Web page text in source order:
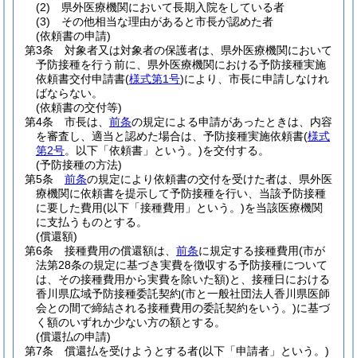
(2)
県外医療機関において長期入院をしている者
(3)
その他相当な理由があると市長が認めた者
(依頼書の申請)
第3条
対象者又は対象者の保護者は、県外医療機関において
予防接種を行う前に、県外医療機関における予防接種実施
依頼書交付申請書(様式第1号)により、市長に申請しなけれ
ばならない。
(依頼書の交付等)
第4条
市長は、 前条の規定による申請があったときは、内容
を審査し、適当と認めた場合は、予防接種実施依頼書(様式
第2号。以下「依頼書」という。)を交付する。
(予防接種の方法)
第5条
前条の規定により依頼書の交付を受けた者は、県外医
療機関に依頼書を提示して予防接種を行い、当該予防接種
に要した費用(以下「接種費用」という。)を当該医療機関
に支払うものとする。
(償還額)
第6条
接種費用の償還額は、 前条に規定する接種費用(市が
法第28条の規定に基づき実費を徴収する予防接種について
は、その接種費用から実費を除いた額)と、接種日における
香川県広域予防接種委託契約(市と一般社団法人香川県医師
会との間で締結される接種費用の委託契約をいう。)に基づ
く額のいずれか少ない方の額とする。
(償還払の申請)
第7条
償還払を受けようとする者(以下「申請者」という。)